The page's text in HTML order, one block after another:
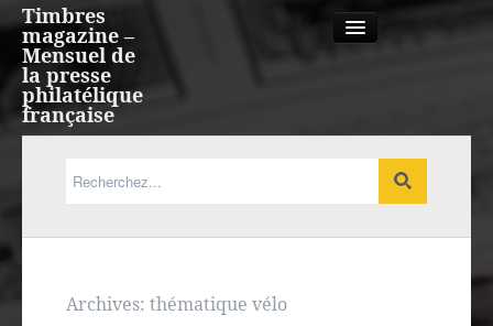
Timbres
magazine –
Mensuel de
la presse
philatélique
française
Expression française
Archives: thématique vélo